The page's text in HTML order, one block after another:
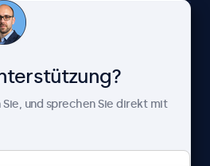
und sprechen Sie direkt mit